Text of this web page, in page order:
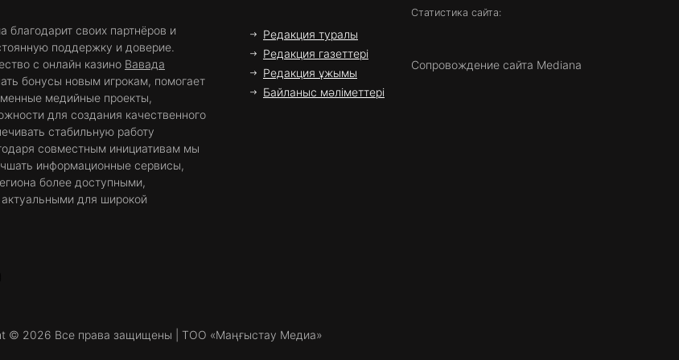
благодарит своих партнёров и
поддержку и доверие.
с онлайн казино Вавада
бонусы новым игрокам, помогает
медийные проекты,
для создания качественного
стабильную работу
совместным инициативам мы
информационные сервисы,
более доступными,
для широкой
Редакция туралы
Редакция газеттері
Редакция ұжымы
Байланыс мәліметтері
Статистика сайта:
Сопровождение сайта Mediana
© 2026 Все права защищены | ТОО «Маңғыстау Медиа»